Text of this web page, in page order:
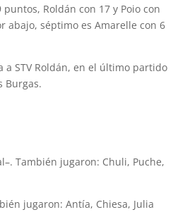
Roldán con 17 y Poio con
abajo, séptimo es Amarelle con 6
a STV Roldán, en el último partido
Burgas.
También jugaron: Chuli, Puche,
jugaron: Antía, Chiesa, Julia